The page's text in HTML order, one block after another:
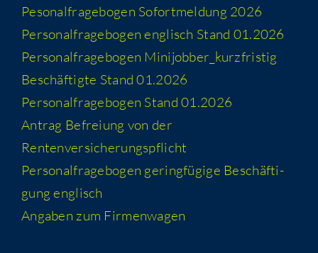
Peso­nal­fra­ge­bo­gen Sofort­mel­dung 2026
Per­so­nal­fra­ge­bo­gen eng­lisch Stand 01.2026
Per­so­nal­fra­ge­bo­gen Minijobber_​kurzfristig
Beschäf­tig­te Stand 01.2026
Per­so­nal­fra­ge­bo­gen Stand 01.2026
Antrag Befrei­ung von der
Rentenversicherungspflicht
Per­so­nal­fra­ge­bo­gen gering­fü­gi­ge Beschäf­ti­
gung englisch
Anga­ben zum Firmenwagen